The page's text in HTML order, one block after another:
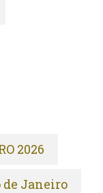
2026
de Janeiro